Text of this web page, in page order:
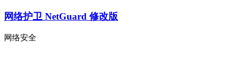
网络护卫 NetGuard 修改版
网络安全